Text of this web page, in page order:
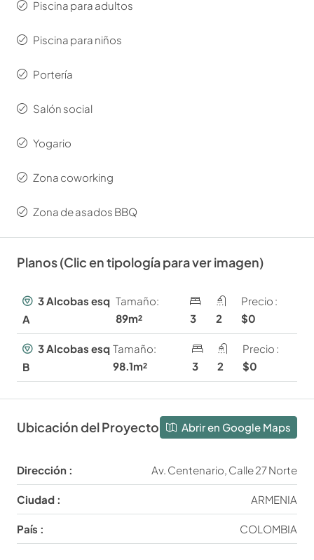
Piscina para adultos
Piscina para niños
Portería
Salón social
Yogario
Zona coworking
Zona de asados BBQ
Planos (Clic en tipología para ver imagen)
3 Alcobas esq
A
Tamaño:
89m²
3 2
Precio :
$0
3 Alcobas esq
B
Tamaño:
98.1m²
3 2
Precio :
$0
Ubicación del Proyecto Abrir en Google Maps
Dirección : Av. Centenario, Calle 27 Norte
Ciudad : ARMENIA
País : COLOMBIA